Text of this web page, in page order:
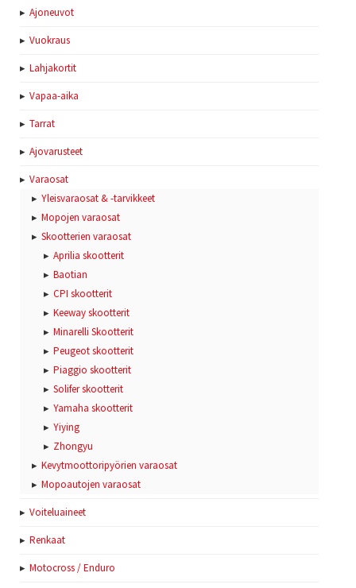
Ajoneuvot
Vuokraus
Lahjakortit
Vapaa-aika
Tarrat
Ajovarusteet
Varaosat
Yleisvaraosat & -tarvikkeet
Mopojen varaosat
Skootterien varaosat
Aprilia skootterit
Baotian
CPI skootterit
Keeway skootterit
Minarelli Skootterit
Peugeot skootterit
Piaggio skootterit
Solifer skootterit
Yamaha skootterit
Yiying
Zhongyu
Kevytmoottoripyörien varaosat
Mopoautojen varaosat
Voiteluaineet
Renkaat
Motocross / Enduro